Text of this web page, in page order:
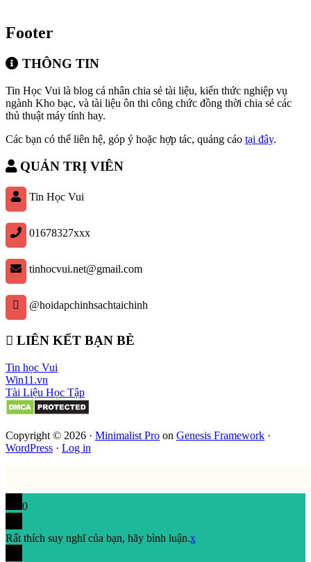
Footer
THÔNG TIN
Tin Học Vui là blog cá nhân chia sẻ tài liệu, kiến thức nghiệp vụ
ngành Kho bạc, và tài liệu ôn thi công chức đồng thời chia sẻ các
thủ thuật máy tính hay.
Các bạn có thể liên hệ, góp ý hoặc hợp tác, quảng cáo tại đây.
QUẢN TRỊ VIÊN
Tin Học Vui
01678327xxx
tinhocvui.net@gmail.com
@hoidapchinhsachtaichinh
LIÊN KẾT BẠN BÈ
Tin học Vui
Win11.vn
Tài Liệu Học Tập
Copyright © 2026 · Minimalist Pro on Genesis Framework ·
WordPress · Log in
0
Rất thích suy nghĩ của bạn, hãy bình luận.x